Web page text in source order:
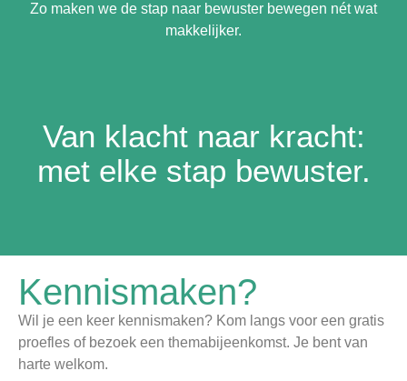
Zo maken we de stap naar bewuster bewegen nét wat
makkelijker.
Van klacht naar kracht:
met elke stap bewuster.
Kennismaken?
Wil je een keer kennismaken? Kom langs voor een gratis
proefles of bezoek een themabijeenkomst. Je bent van
harte welkom.